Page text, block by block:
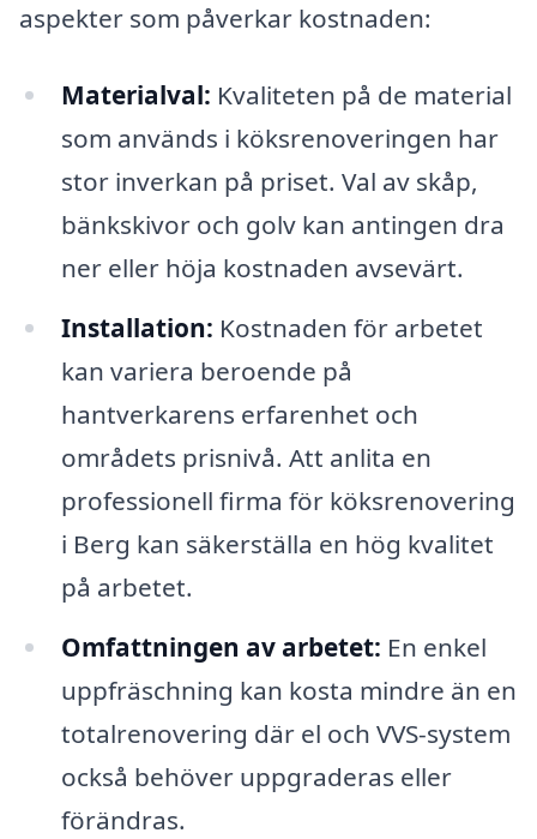
aspekter som påverkar kostnaden:
Materialval: Kvaliteten på de material
som används i köksrenoveringen har
stor inverkan på priset. Val av skåp,
bänkskivor och golv kan antingen dra
ner eller höja kostnaden avsevärt.
Installation: Kostnaden för arbetet
kan variera beroende på
hantverkarens erfarenhet och
områdets prisnivå. Att anlita en
professionell firma för köksrenovering
i Berg kan säkerställa en hög kvalitet
på arbetet.
Omfattningen av arbetet: En enkel
uppfräschning kan kosta mindre än en
totalrenovering där el och VVS-system
också behöver uppgraderas eller
förändras.